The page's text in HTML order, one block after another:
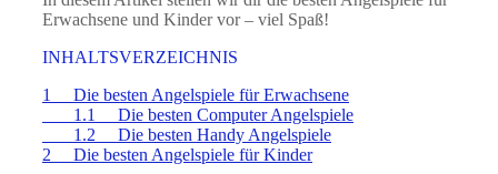
Erwachsene und Kinder vor – viel Spaß!
INHALTSVERZEICHNIS
1 Die besten Angelspiele für Erwachsene
1.1 Die besten Computer Angelspiele
1.2 Die besten Handy Angelspiele
2 Die besten Angelspiele für Kinder